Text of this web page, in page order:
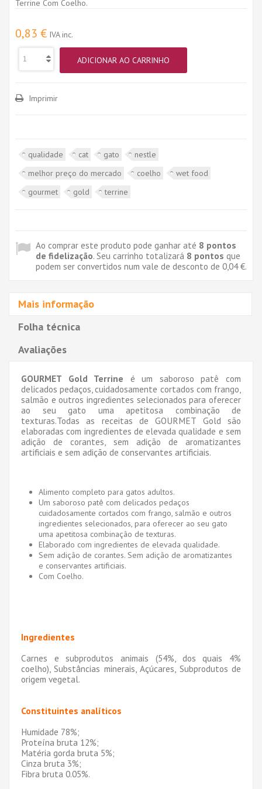
Terrine Com Coelho.
0,83 € IVA inc.
ADICIONAR AO CARRINHO
Imprimir
qualidade cat gato
nestle
melhor preço do mercado
coelho
wet food
gourmet
gold terrine
Ao comprar este produto pode ganhar até 8 pontos
de fidelização. Seu carrinho totalizará 8 pontos que
podem ser convertidos num vale de desconto de 0,04 €.
Mais informação
Folha técnica
Avaliações
GOURMET Gold Terrine é um saboroso patê com
delicados pedaços, cuidadosamente cortados com frango,
salmão e outros ingredientes selecionados para oferecer
ao seu gato uma apetitosa combinação de
texturas.Todas as receitas de GOURMET Gold são
elaboradas com ingredientes de elevada qualidade e sem
adição de corantes, sem adição de aromatizantes
artificiais e sem adição de conservantes artificiais.
Alimento completo para gatos adultos.
Um saboroso patê com delicados pedaços
cuidadosamente cortados com frango, salmão e outros
ingredientes selecionados, para oferecer ao seu gato
uma apetitosa combinação de texturas.
Elaborado com ingredientes de elevada qualidade.
Sem adição de corantes. Sem adição de aromatizantes
e conservantes artificiais.
Com Coelho.
Ingredientes
Carnes e subprodutos animais (54%, dos quais 4%
coelho), Substâncias minerais, Açúcares, Subprodutos de
origem vegetal.
Constituintes analíticos
Humidade 78%;
Proteína bruta 12%;
Matéria gorda bruta 5%;
Cinza bruta 3%;
Fibra bruta 0.05%.